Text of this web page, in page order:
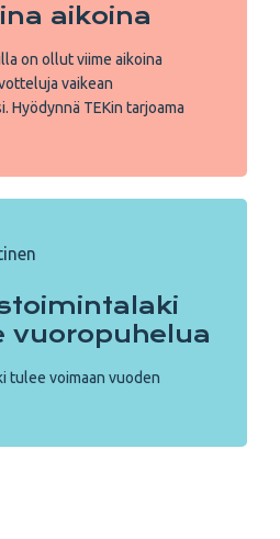
aikoina
on ollut viime aikoina
vaikean
Hyödynnä TEKin tarjoama
vuoropuhelua
tulee voimaan vuoden